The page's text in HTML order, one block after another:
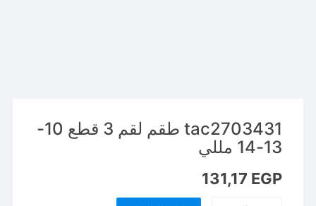
tac2703431 طقم لقم 3 قطع 10-
13-14 مللي
131,17 EGP